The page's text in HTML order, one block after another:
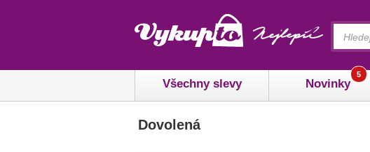
Všechny slevy Novinky
5
Dovolená